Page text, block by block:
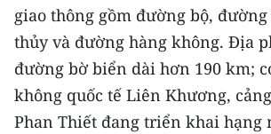
中文
FRANÇAIS
РУССКИЙ
giao thông gồm đường bộ,
thủy và đường hàng không. Địa
đường bờ biển dài hơn 190 km;
không quốc tế Liên Khương,
Phan Thiết đang triển khai hạng